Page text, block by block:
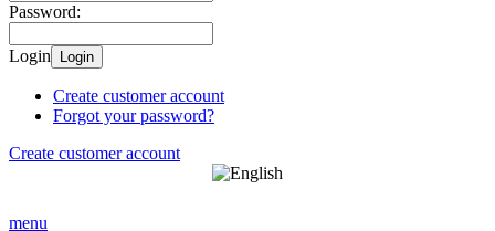
Password:
Login Login
Create customer account
Forgot your password?
Create customer account
menu